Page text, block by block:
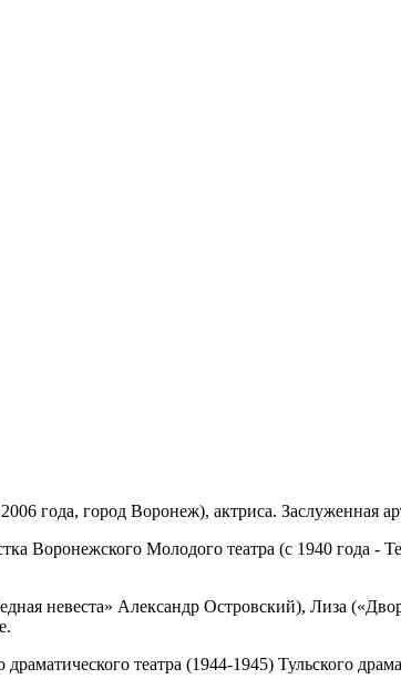
года, город Воронеж), актриса. Заслуженная
Воронежского Молодого театра (с 1940 года -
невеста» Александр Островский), Лиза
театра (1944-1945) Тульского